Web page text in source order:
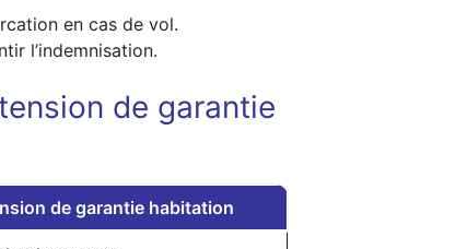
en cas de vol.
l’indemnisation.
de garantie
de garantie habitation